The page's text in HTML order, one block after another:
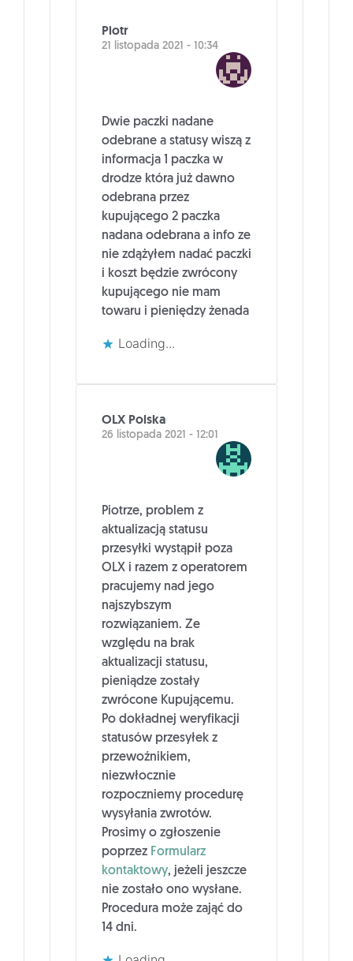
Piotr
21 listopada 2021 - 10:34
Dwie paczki nadane
odebrane a statusy wiszą z
informacja 1 paczka w
drodze która już dawno
odebrana przez
kupującego 2 paczka
nadana odebrana a info ze
nie zdążyłem nadać paczki
i koszt będzie zwrócony
kupującego nie mam
towaru i pieniędzy żenada
Loading...
OLX Polska
26 listopada 2021 - 12:01
Piotrze, problem z
aktualizacją statusu
przesyłki wystąpił poza
OLX i razem z operatorem
pracujemy nad jego
najszybszym
rozwiązaniem. Ze
względu na brak
aktualizacji statusu,
pieniądze zostały
zwrócone Kupującemu.
Po dokładnej weryfikacji
statusów przesyłek z
przewoźnikiem,
niezwłocznie
rozpoczniemy procedurę
wysyłania zwrotów.
Prosimy o zgłoszenie
poprzez Formularz
kontaktowy, jeżeli jeszcze
nie zostało ono wysłane.
Procedura może zająć do
14 dni.